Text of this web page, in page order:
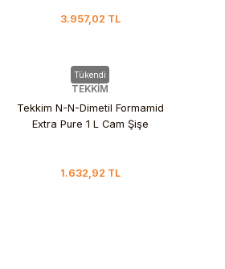
3.957,02 TL
Tükendi
TEKKİM
Tekkim N-N-Dimetil Formamid
Extra Pure 1 L Cam Şişe
1.632,92 TL